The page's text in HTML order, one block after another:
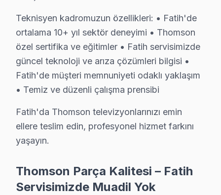
Fatih Yakın İlçelerde Thomson Servisi
· Arnavutköy Thomson
· Avcılar Thomson
· Bağcılar Thomson
· Bahçelievler Thomson
· Bakırköy Thomson
· Başakşehir Thomson
Fatih Diğer Marka Servisleri
Teknisyen kadromuzun özellikleri: • Fatih'de
ortalama 10+ yıl sektör deneyimi • Thomson
özel sertifika ve eğitimler • Fatih servisimizde
güncel teknoloji ve arıza çözümleri bilgisi •
Fatih'de müşteri memnuniyeti odaklı yaklaşım
• Temiz ve düzenli çalışma prensibi
Fatih'da Thomson televizyonlarınızı emin
ellere teslim edin, profesyonel hizmet farkını
yaşayın.
Thomson Parça Kalitesi – Fatih
Servisimizde Muadil Yok